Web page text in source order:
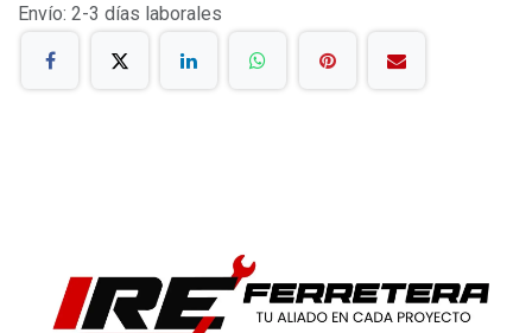
Envío: 2-3 días laborales